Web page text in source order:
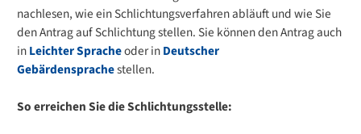
nachlesen, wie ein Schlichtungsverfahren abläuft und wie Sie
den Antrag auf Schlichtung stellen. Sie können den Antrag auch
inLeichter Spracheoder inDeutscher
Gebärdensprachestellen.
So erreichen Sie die Schlichtungsstelle: